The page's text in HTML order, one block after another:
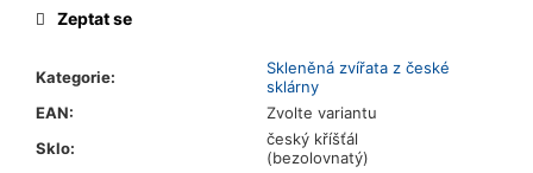
Kategorie:
Skleněná zvířata z české
sklárny
EAN:
Zvolte variantu
Sklo:
český kříšťál
(bezolovnatý)
Zeptat se